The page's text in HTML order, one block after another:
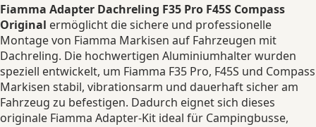
Fiamma Adapter Dachreling F35 Pro F45S Compass
Original ermöglicht die sichere und professionelle
Montage von Fiamma Markisen auf Fahrzeugen mit
Dachreling. Die hochwertigen Aluminiumhalter wurden
speziell entwickelt, um Fiamma F35 Pro, F45S und Compass
Markisen stabil, vibrationsarm und dauerhaft sicher am
Fahrzeug zu befestigen. Dadurch eignet sich dieses
originale Fiamma Adapter-Kit ideal für Campingbusse,